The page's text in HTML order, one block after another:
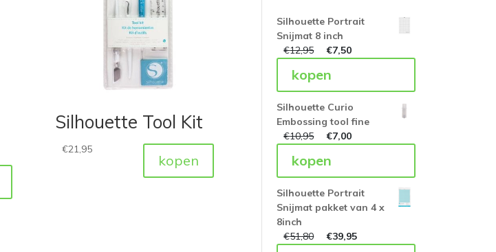
Silhouette Tool Kit
€21,95
kopen
Silhouette Portrait
Snijmat 8 inch
€12,95 €7,50
kopen
Silhouette Curio
Embossing tool fine
€10,95 €7,00
kopen
Silhouette Portrait
Snijmat pakket van 4 x
8inch
€51,80 €39,95